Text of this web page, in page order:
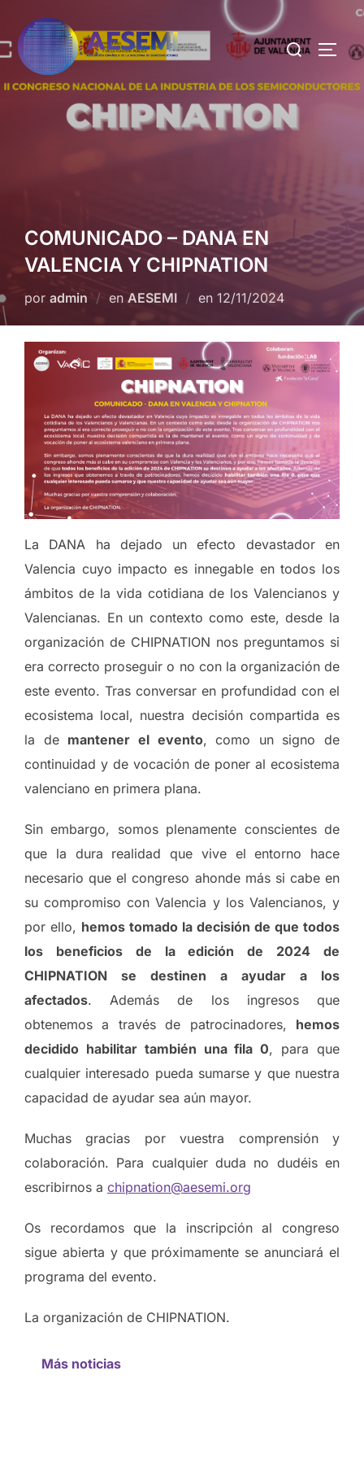
COMUNICADO – DANA EN
VALENCIA Y CHIPNATION
por admin en AESEMI en 12/11/2024
La DANA ha dejado un efecto devastador en
Valencia cuyo impacto es innegable en todos los
ámbitos de la vida cotidiana de los Valencianos y
Valencianas. En un contexto como este, desde la
organización de CHIPNATION nos preguntamos si
era correcto proseguir o no con la organización de
este evento. Tras conversar en profundidad con el
ecosistema local, nuestra decisión compartida es
la de mantener el evento, como un signo de
continuidad y de vocación de poner al ecosistema
valenciano en primera plana.
Sin embargo, somos plenamente conscientes de
que la dura realidad que vive el entorno hace
necesario que el congreso ahonde más si cabe en
su compromiso con Valencia y los Valencianos, y
por ello, hemos tomado la decisión de que todos
los beneficios de la edición de 2024 de
CHIPNATION se destinen a ayudar a los
afectados. Además de los ingresos que
obtenemos a través de patrocinadores, hemos
decidido habilitar también una fila 0, para que
cualquier interesado pueda sumarse y que nuestra
capacidad de ayudar sea aún mayor.
Muchas gracias por vuestra comprensión y
colaboración. Para cualquier duda no dudéis en
escribirnos a chipnation@aesemi.org
Os recordamos que la inscripción al congreso
sigue abierta y que próximamente se anunciará el
programa del evento.
La organización de CHIPNATION.
Más noticias